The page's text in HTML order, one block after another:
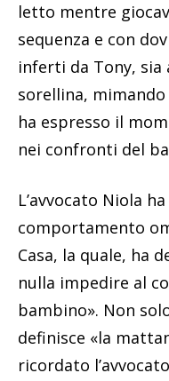
letto mentre
sequenza e con
inferti da Tony, sia
sorellina,
ha espresso il
nei confronti del
L’avvocato Niola
comportamento
Casa, la quale, ha
nulla impedire al
bambino». Non
definisce «la
ricordato